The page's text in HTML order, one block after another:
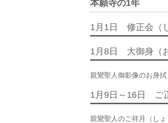
本願寺の1年
1月1日 修正会（
1月8日 大御身（
親鸞聖人御影像のお身
1月9日～16日 ご
親鸞聖人のご祥月（し